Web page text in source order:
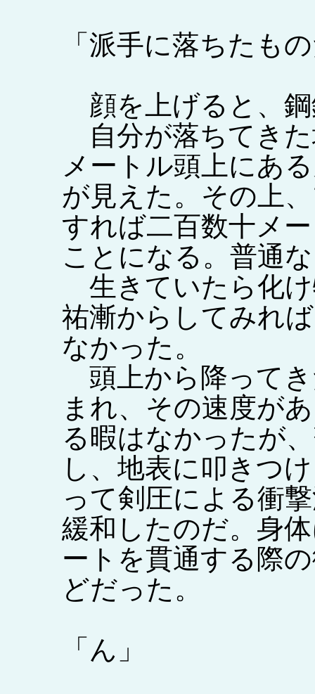
「派手に落ちたも
顔を上げると、
自分が落ちてき
メートル頭上にあ
が見えた。その上
すれば二百数十メ
ことになる。普通
生きていたら化
祐漸からしてみれ
なかった。
頭上から降って
まれ、その速度が
る暇はなかったが
し、地表に叩きつ
って剣圧による衝
緩和したのだ。身
ートを貫通する際
どだった。
「ん」